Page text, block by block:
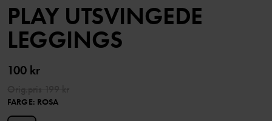
PLAY UTSVINGEDE
LEGGINGS
100 kr
FARGE: ROSA